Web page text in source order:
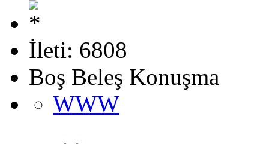
İleti: 6808
Boş Beleş Konuşma
WWW